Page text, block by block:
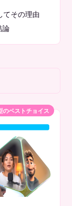
てその理由
論
のベストチョイス